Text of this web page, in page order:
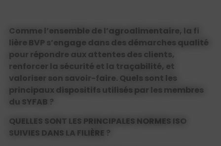
Comme l’ensemble de l’agroalimentaire, la fi
lière BVP s’engage dans des démarches qualité
pour répondre aux attentes des clients,
renforcer la sécurité et la traçabilité, et
valoriser son savoir-faire. Quels sont les
principaux dispositifs utilisés par les membres
du SYFAB ?
QUELLES SONT LES PRINCIPALES NORMES ISO
SUIVIES DANS LA FILIÈRE ?